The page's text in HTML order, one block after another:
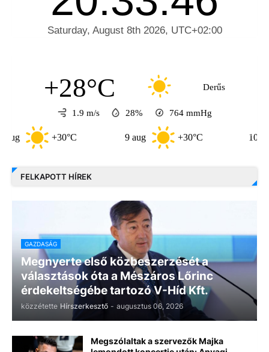
+28°C Derűs
1.9 m/s 28% 764 mmHg
+30°C +30°C
FELKAPOTT HÍREK
GAZDASÁG
Megnyerte első közbeszerzését a
választások óta a Mészáros Lőrinc
érdekeltségébe tartozó V-Híd Kft.
közzétette Hírszerkesztő - augusztus 06, 2026
Megszólaltak a szervezők Majka